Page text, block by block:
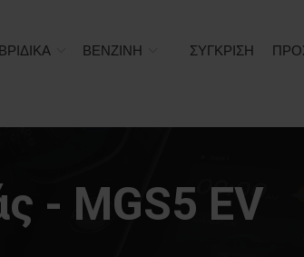
ΒΕΝΖΙΝΗ ΣΥΓΚΡΙΣΗ
- MGS5 EV